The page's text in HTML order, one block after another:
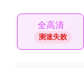
全高清
测速失败